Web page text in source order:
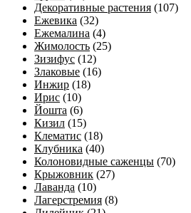
Декоративные растения (107)
Ежевика (32)
Ежемалина (4)
Жимолость (25)
Зизифус (12)
Злаковые (16)
Инжир (18)
Ирис (10)
Йошта (6)
Кизил (15)
Клематис (18)
Клубника (40)
Колоновидные саженцы (70)
Крыжовник (27)
Лаванда (10)
Лагерстремия (8)